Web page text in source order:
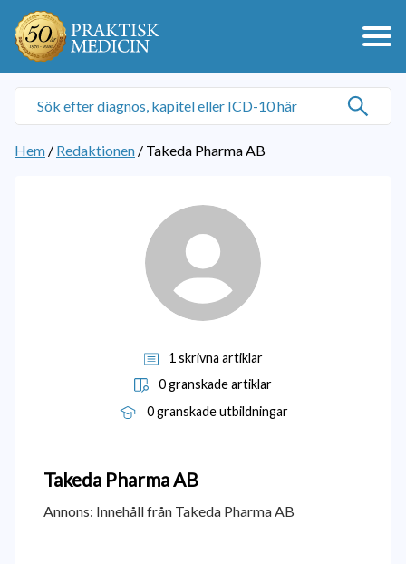
Hem / Redaktionen / Takeda Pharma AB
1 skrivna artiklar
0 granskade artiklar
0 granskade utbildningar
Takeda Pharma AB
Annons: Innehåll från Takeda Pharma AB